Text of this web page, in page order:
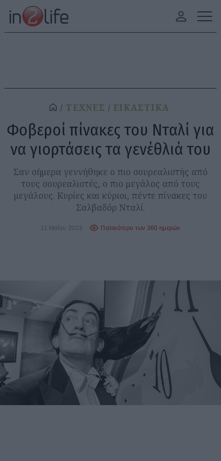
ΤΕΧΝΕΣ ΕΙΚΑΣΤΙΚΑ
Φοβεροί πίνακες του Νταλί για
να γιορτάσεις τα γενέθλιά του
Σαν σήμερα γεννήθηκε ο πιο σουρεαλιστής από
τους σουρεαλιστές, ο πιο μεγάλος από τους
μεγάλους. Κυρίες και κύριοι, πέντε πίνακες του
Σαλβαδόρ Νταλί.
11 Μαΐου 2023 Παλαιότερο των 360 ημερών